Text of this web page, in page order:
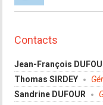
Contacts
Jean-François
Thomas SIRDEY
Sandrine DUFOUR